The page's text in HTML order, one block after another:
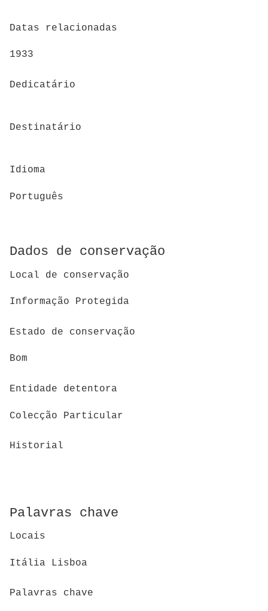
Datas relacionadas
1933
Dedicatário
Destinatário
Idioma
Português
Dados de conservação
Local de conservação
Informação Protegida
Estado de conservação
Bom
Entidade detentora
Colecção Particular
Historial
Palavras chave
Locais
Itália Lisboa
Palavras chave